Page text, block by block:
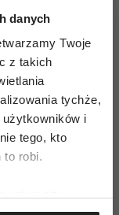
danych
Twoje
z takich
tychże,
i
tego, kto
to robi.